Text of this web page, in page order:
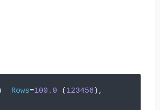
Rows=100.0 ( 123456 ),